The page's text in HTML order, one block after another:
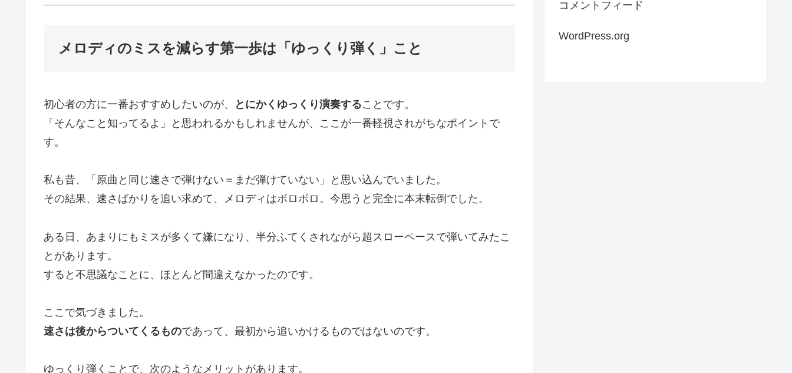
メロディのミスを減らす第一歩は「ゆっくり弾く」こと
初心者の方に一番おすすめしたいのが、 とにかくゆっくり演奏することです。
「そんなこと知ってるよ」と思われるかもしれませんが、ここが一番軽視されがちなポイントで
す。
私も昔、「原曲と同じ速さで弾けない＝まだ弾けていない」と思い込んでいました。
その結果、速さばかりを追い求めて、メロディはボロボロ。今思うと完全に本末転倒でした。
ある日、あまりにもミスが多くて嫌になり、半分ふてくされながら超スローペースで弾いてみたこ
とがあります。
すると不思議なことに、ほとんど間違えなかったのです。
ここで気づきました。
速さは後からついてくるものであって、最初から追いかけるものではないのです。
ゆっくり弾くことで、次のようなメリットがあります。
コメントフィード
WordPress.org